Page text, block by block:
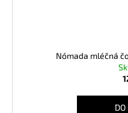
Nómada mléčná
DO